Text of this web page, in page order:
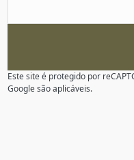
Este site é protegido por
Google são aplicáveis.